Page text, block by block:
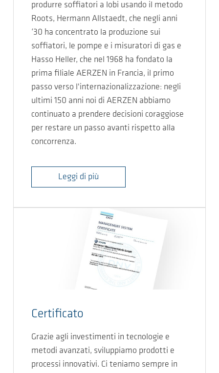
produrre soffiatori a lobi usando il metodo
Roots, Hermann Allstaedt, che negli anni
‘30 ha concentrato la produzione sui
soffiatori, le pompe e i misuratori di gas e
Hasso Heller, che nel 1968 ha fondato la
prima filiale AERZEN in Francia, il primo
passo verso l'internazionalizzazione: negli
ultimi 150 anni noi di AERZEN abbiamo
continuato a prendere decisioni coraggiose
per restare un passo avanti rispetto alla
concorrenza.
Leggi di più
Certificato
Grazie agli investimenti in tecnologie e
metodi avanzati, sviluppiamo prodotti e
processi innovativi. Ci teniamo sempre in